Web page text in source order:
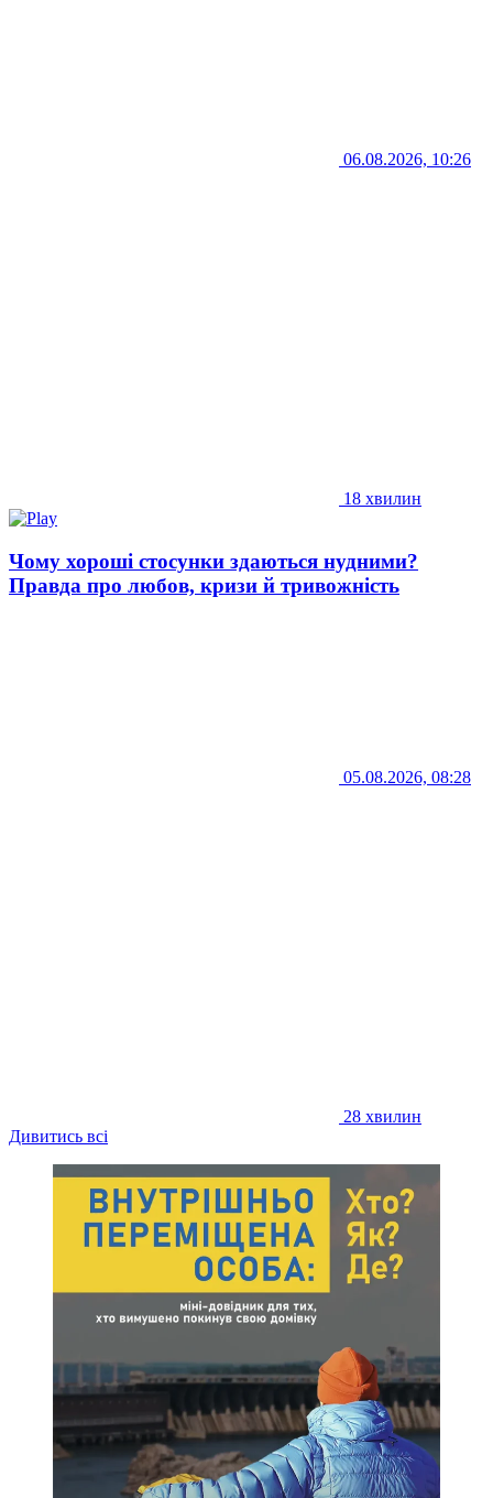
06.08.2026, 10:26
18 хвилин
Чому хороші стосунки здаються нудними?
Правда про любов, кризи й тривожність
05.08.2026, 08:28
28 хвилин
Дивитись всі